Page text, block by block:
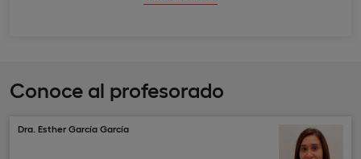
Conoce al profesorado
Dra. Esther García García